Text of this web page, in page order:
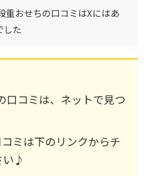
重おせちの口コミはXにはあ
した
口コミは、ネットで見つ
ミは下のリンクからチ
い♪